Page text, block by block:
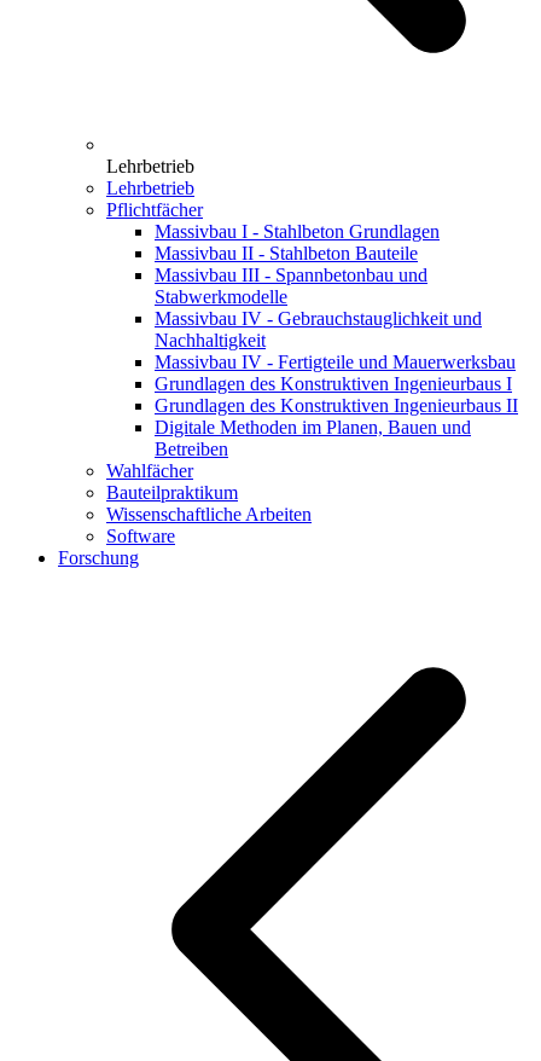
Lehrbetrieb
Lehrbetrieb
Pflichtfächer
Massivbau I - Stahlbeton Grundlagen
Massivbau II - Stahlbeton Bauteile
Massivbau III - Spannbetonbau und
Stabwerkmodelle
Massivbau IV - Gebrauchstauglichkeit und
Nachhaltigkeit
Massivbau IV - Fertigteile und Mauerwerksbau
Grundlagen des Konstruktiven Ingenieurbaus I
Grundlagen des Konstruktiven Ingenieurbaus II
Digitale Methoden im Planen, Bauen und
Betreiben
Wahlfächer
Bauteilpraktikum
Wissenschaftliche Arbeiten
Software
Forschung